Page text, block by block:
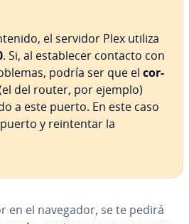
el servidor Plex utiliza
. Si, al es­ta­ble­cer contacto con
podría ser que el co­r­
del router, por ejemplo)
a este puerto. En este caso
y re­in­te­n­tar la
en el navegador, se te pedirá